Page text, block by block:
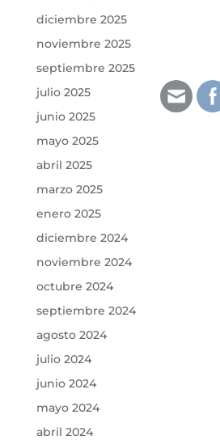
diciembre 2025
noviembre 2025
septiembre 2025
julio 2025
junio 2025
mayo 2025
abril 2025
marzo 2025
enero 2025
diciembre 2024
noviembre 2024
octubre 2024
septiembre 2024
agosto 2024
julio 2024
junio 2024
mayo 2024
abril 2024